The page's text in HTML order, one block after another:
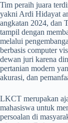
Tim peraih juara
yakni Ardi Hidayat
angkatan 2024, dan
tampil dengan
melalui
berbasis computer
dewan juri karena
pertanian modern
akurasi, dan
LKCT merupakan
mahasiswa untuk
persoalan di